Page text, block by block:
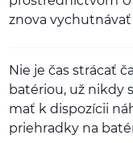
znova
Nie je čas strácať
batériou, už nikdy
mať k dispozícii
priehradky na